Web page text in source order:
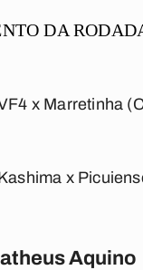
DA
x Marretinha
x
Aquino